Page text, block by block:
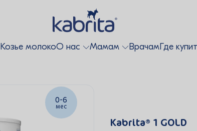
Козье молокоО нас Мамам ВрачамГде
0-6
мес
Kabrita
1 GOLD